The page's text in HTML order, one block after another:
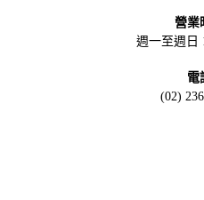
營業
週一至週日
電
(02)